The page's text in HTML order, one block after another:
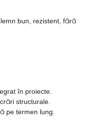
bun, rezistent, fără
în proiecte.
structurale.
pe termen lung.